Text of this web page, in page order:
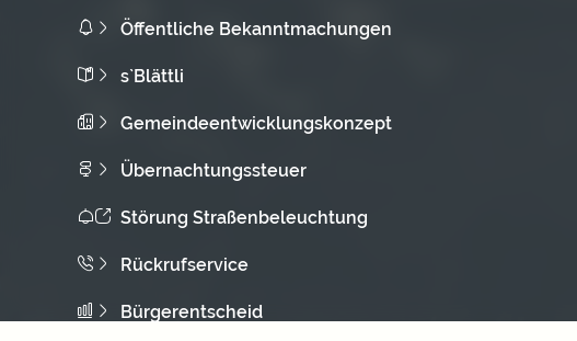
Öffentliche Bekanntmachungen
s`Blättli
Gemeindeentwicklungskonzept
Übernachtungssteuer
Störung Straßenbeleuchtung
Rückrufservice
Bürgerentscheid